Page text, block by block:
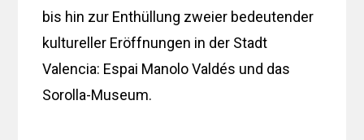
bis hin zur Enthüllung zweier bedeutender
kultureller Eröffnungen in der Stadt
Valencia: Espai Manolo Valdés und das
Sorolla-Museum.